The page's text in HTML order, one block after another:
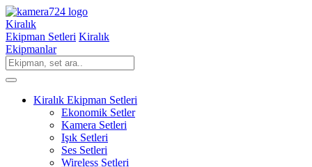
Kiralık
Ekipman Setleri Kiralık
Ekipmanlar
Kiralık Ekipman Setleri
Ekonomik Setler
Kamera Setleri
Işık Setleri
Ses Setleri
Wireless Setleri